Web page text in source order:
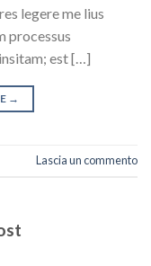
legere me lius
processus
est […]
→
Lascia un commento